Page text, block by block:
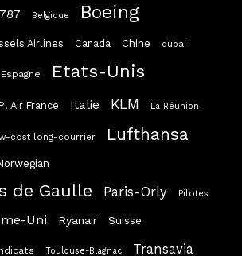
Belgique Boeing
Airlines Canada Chine dubai
Espagne Etats-Unis
Air France Italie KLM La Réunion
cost long-courrier Lufthansa
de Gaulle Paris-Orly Pilotes
Uni Ryanair Suisse
Toulouse-Blagnac Transavia